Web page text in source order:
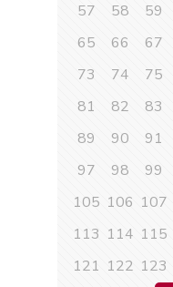
57
58 59
65
66 67
73
74 75
81
82 83
89
90 91
97
98 99
105 106 107
113 114 115
121 122 123